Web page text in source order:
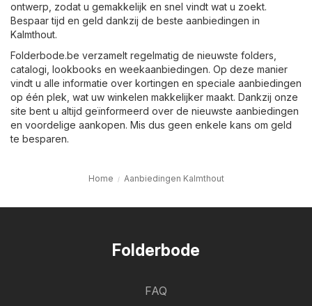
ontwerp, zodat u gemakkelijk en snel vindt wat u zoekt.
Bespaar tijd en geld dankzij de beste aanbiedingen in
Kalmthout.
Folderbode.be verzamelt regelmatig de nieuwste folders,
catalogi, lookbooks en weekaanbiedingen. Op deze manier
vindt u alle informatie over kortingen en speciale aanbiedingen
op één plek, wat uw winkelen makkelijker maakt. Dankzij onze
site bent u altijd geïnformeerd over de nieuwste aanbiedingen
en voordelige aankopen. Mis dus geen enkele kans om geld
te besparen.
Home Aanbiedingen Kalmthout
Folderbode
FAQ